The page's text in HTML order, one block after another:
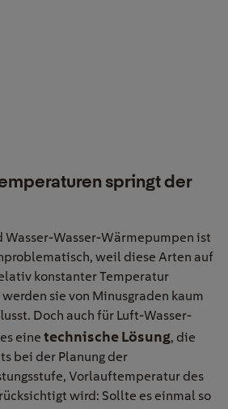
springt der
Wasser-Wasser-Wärmepumpen ist
weil diese Arten auf
konstanter Temperatur
sie von Minusgraden kaum
Doch auch für Luft-Wasser-
eine technische Lösung, die
bei der Planung der
Vorlauftemperatur des
wird: Sollte es einmal so